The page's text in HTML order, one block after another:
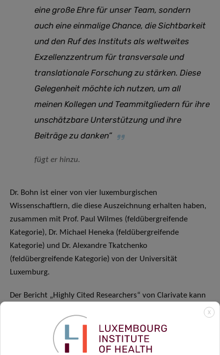
eine große Ehre für unser Team, sondern
auch eine einmalige Chance, die Sichtbarkeit
und den Ruf des Instituts als weltweites
Exzellenzzentrum für transversale und
translationale Forschung zu stärken. Diese
Gelegenheit möchte ich nutzen, um all
meinen Kollegen und Teammitgliedern für ihre
unschätzbare Unterstützung und ihre
Beiträge zu danken”
fügt er hinzu.
Dr. Bohn ist einer von vier luxemburgischen
Wissenschaftlern, die diese Auszeichnung erhalten haben,
zusammen mit Prof. Paul Wilmes (feldübergreifende
Kategorie), Dr. Michael Heneka (feldübergreifende
Kategorie) und Dr. Alexandre Tkatchenko
(feldübergreifende Kategorie) von der Universität
Luxemburg.
Der Bericht „Highly Cited Researchers“ von Clarivate kann
X